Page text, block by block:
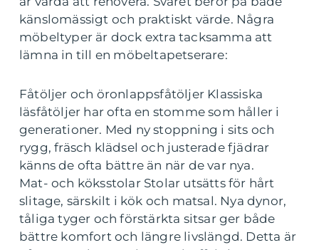
känslomässigt och praktiskt värde. Några
möbeltyper är dock extra tacksamma att
lämna in till en möbeltapetserare:
Fåtöljer och öronlappsfåtöljer Klassiska
läsfåtöljer har ofta en stomme som håller i
generationer. Med ny stoppning i sits och
rygg, fräsch klädsel och justerade fjädrar
känns de ofta bättre än när de var nya.
Mat- och köksstolar Stolar utsätts för hårt
slitage, särskilt i kök och matsal. Nya dynor,
tåliga tyger och förstärkta sitsar ger både
bättre komfort och längre livslängd. Detta är